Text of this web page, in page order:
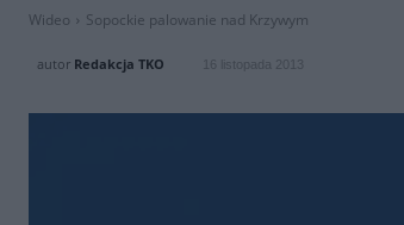
Wideo Sopockie palowanie nad Krzywym
autor Redakcja TKO 16 listopada 2013